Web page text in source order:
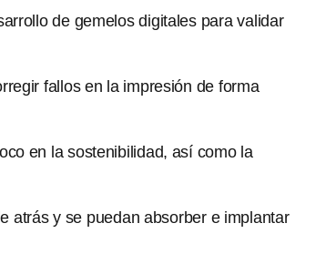
de gemelos digitales para validar
fallos en la impresión de forma
en la sostenibilidad, así como la
atrás y se puedan absorber e implantar